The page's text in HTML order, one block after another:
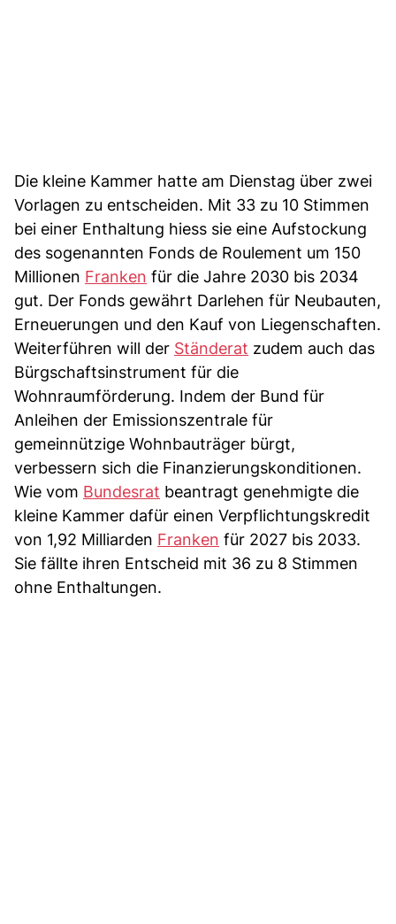
Die kleine Kammer hatte am Dienstag über zwei
Vorlagen zu entscheiden. Mit 33 zu 10 Stimmen
bei einer Enthaltung hiess sie eine Aufstockung
des sogenannten Fonds de Roulement um 150
Millionen Franken für die Jahre 2030 bis 2034
gut. Der Fonds gewährt Darlehen für Neubauten,
Erneuerungen und den Kauf von Liegenschaften.
Weiterführen will der Ständerat zudem auch das
Bürgschaftsinstrument für die
Wohnraumförderung. Indem der Bund für
Anleihen der Emissionszentrale für
gemeinnützige Wohnbauträger bürgt,
verbessern sich die Finanzierungskonditionen.
Wie vom Bundesrat beantragt genehmigte die
kleine Kammer dafür einen Verpflichtungskredit
von 1,92 Milliarden Franken für 2027 bis 2033.
Sie fällte ihren Entscheid mit 36 zu 8 Stimmen
ohne Enthaltungen.